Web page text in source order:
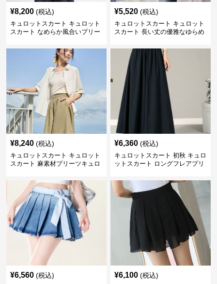
¥8,200 (税込)
キュロットスカート キュロット
スカート なめらか風合いプリー
¥5,520 (税込)
キュロットスカート キュロット
スカート 長い丈の優雅なゆらめ
¥8,240 (税込)
キュロットスカート キュロット
スカート 麻素材プリーツキュロ
¥6,360 (税込)
キュロットスカート 初秋 キュロ
ットスカート ロングフレアプリ
¥6,560 (税込) ¥6,100 (税込)